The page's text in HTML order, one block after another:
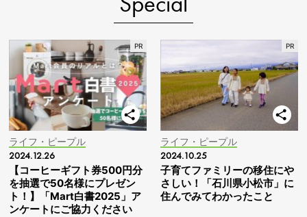
ライフ・ピープル
2024.12.26
【コーヒーギフト券500円分
を抽選で50名様にプレゼン
ト！】「Mart白書2025」ア
ンケートにご協力ください
ライフ・ピープル
2024.10.25
子育てファミリーの移住にや
さしい！「石川県小松市」に
住んでみてわかったこと